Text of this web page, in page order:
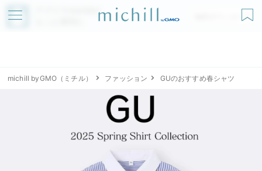
アプリでmichillが
無料ダウンロード
michill byGMO（ミチル） ファッション GUのおすすめ春シャツ